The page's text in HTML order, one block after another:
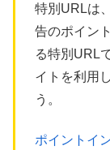
特別URLは、
告のポイン
る特別URL
イトを利用
う。
ポイントイ